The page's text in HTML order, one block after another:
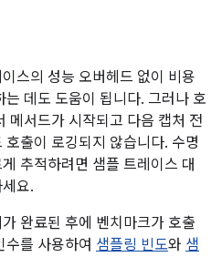
스의 성능 오버헤드 없이 비용
데도 도움이 됩니다. 그러나 호
메서드가 시작되고 다음 캡처 전
출이 로깅되지 않습니다. 수명
추적하려면 샘플 트레이스 대
요.
완료된 후에 벤치마크가 호출
를 사용하여 샘플링 빈도와 샘